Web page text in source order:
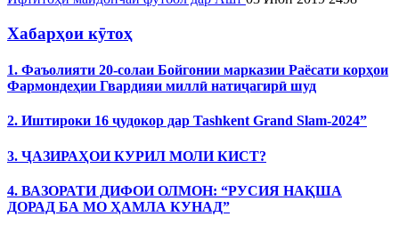
Хабарҳои кӯтоҳ
1. Фаъолияти 20-солаи Бойгонии марказии Раёсати корҳои
Фармондеҳии Гвардияи миллӣ натиҷагирӣ шуд
2. Иштироки 16 ҷудокор дар Tashkent Grand Slam-2024”
3. ҶАЗИРАҲОИ КУРИЛ МОЛИ КИСТ?
4. ВАЗОРАТИ ДИФОИ ОЛМОН: “РУСИЯ НАҚША
ДОРАД БА МО ҲАМЛА КУНАД”